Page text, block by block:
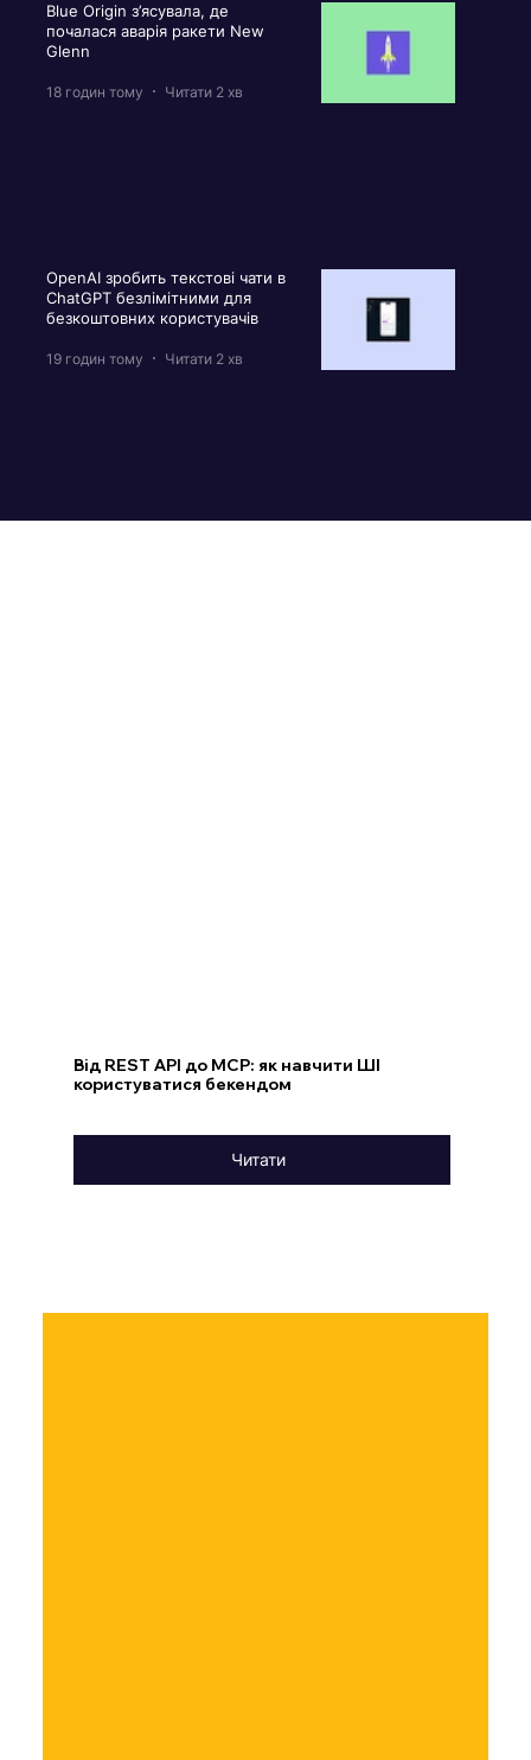
Від REST API до MCP: як навчити ШІ
користуватися бекендом
Читати
Blue Origin з’ясувала, де
почалася аварія ракети New
Glenn
18 годин тому Читати 2 хв
OpenAI зробить текстові чати в
ChatGPT безлімітними для
безкоштовних користувачів
19 годин тому Читати 2 хв